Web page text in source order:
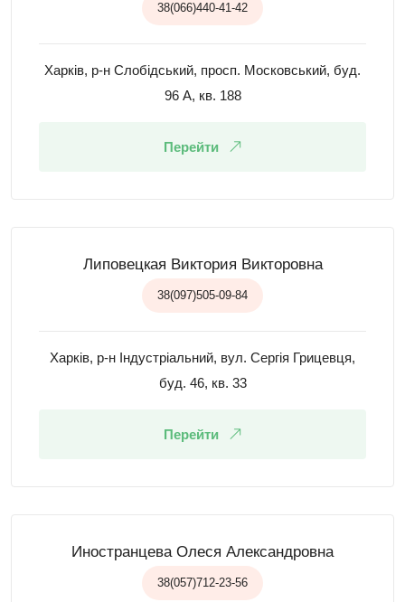
38(066)440-41-42
Харків, р-н Слобідський, просп. Московський, буд.
96 А, кв. 188
Перейти
Липовецкая Виктория Викторовна
38(097)505-09-84
Харків, р-н Індустріальний, вул. Сергія Грицевця,
буд. 46, кв. 33
Перейти
Иностранцева Олеся Александровна
38(057)712-23-56